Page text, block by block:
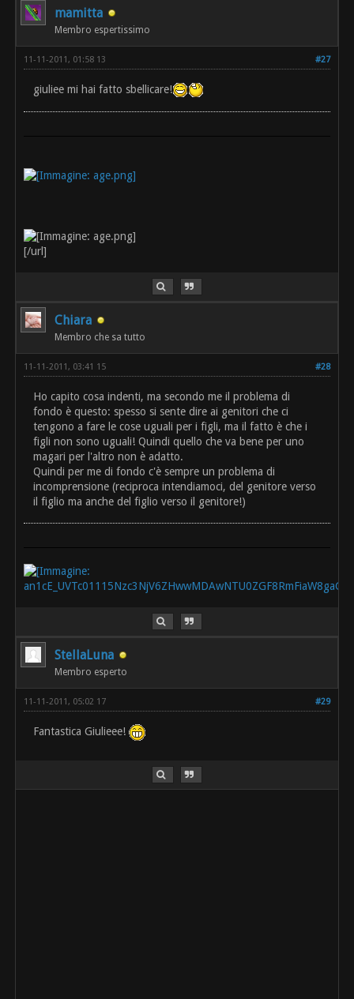
mamitta
Membro espertissimo
#27
11-11-2011, 01:58 13
giuliee mi hai fatto sbellicare!
[/url]
Chiara
Membro che sa tutto
#28
11-11-2011, 03:41 15
Ho capito cosa indenti, ma secondo me il problema di
fondo è questo: spesso si sente dire ai genitori che ci
tengono a fare le cose uguali per i figli, ma il fatto è che i
figli non sono uguali! Quindi quello che va bene per uno
magari per l'altro non è adatto.
Quindi per me di fondo c'è sempre un problema di
incomprensione (reciproca intendiamoci, del genitore verso
il figlio ma anche del figlio verso il genitore!)
StellaLuna
Membro esperto
#29
11-11-2011, 05:02 17
Fantastica Giulieee!